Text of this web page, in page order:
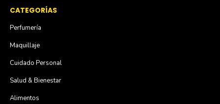
CATEGORÍAS
Perfumería
Maquillaje
Cuidado Personal
Salud & Bienestar
Alimentos